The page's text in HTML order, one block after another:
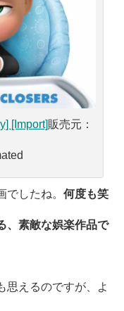
[Import] 販売元：
したね。 何度も笑
、素敵な娯楽作品で
思えるのですが、よ